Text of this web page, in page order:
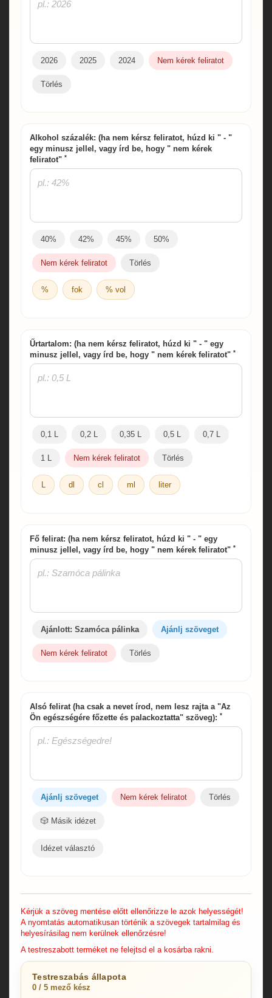
2026 2025 2024 Nem kérek feliratot
Törlés
Alkohol százalék: (ha nem kérsz feliratot, húzd ki " - "
egy minusz jellel, vagy írd be, hogy " nem kérek
feliratot" *
40% 42% 45% 50%
Nem kérek feliratot Törlés
% fok % vol
Űrtartalom: (ha nem kérsz feliratot, húzd ki " - " egy
minusz jellel, vagy írd be, hogy " nem kérek feliratot" *
0,1 L 0,2 L 0,35 L 0,5 L 0,7 L
1 L Nem kérek feliratot Törlés
L dl cl ml liter
Fő felirat: (ha nem kérsz feliratot, húzd ki " - " egy
minusz jellel, vagy írd be, hogy " nem kérek feliratot" *
Ajánlott: Szamóca pálinka Ajánlj szöveget
Nem kérek feliratot Törlés
Alsó felirat (ha csak a nevet írod, nem lesz rajta a "Az
Ön egészségére főzette és palackoztatta" szöveg): *
Ajánlj szöveget Nem kérek feliratot Törlés
🎲 Másik idézet
Idézet választó
Kérjük a szöveg mentése előtt ellenőrizze le azok helyességét!
A nyomtatás automatikusan történik a szövegek tartalmilag és
helyesírásilag nem kerülnek ellenőrzésre!
A testreszabott terméket ne felejtsd el a kosárba rakni.
Testreszabás állapota
0 / 5 mező kész